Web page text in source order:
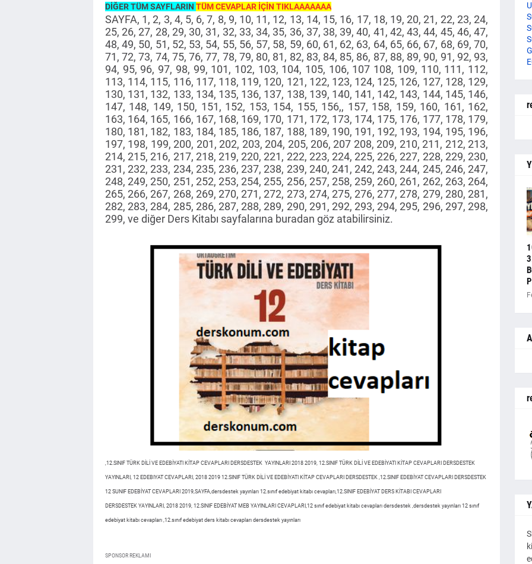
DİĞER TÜM SAYFLARIN TÜM CEVAPLAR İÇİN TIKLAAAAAAA
SAYFA, 1, 2, 3, 4, 5, 6, 7, 8, 9, 10, 11, 12, 13, 14, 15, 16, 17, 18, 19, 20, 21, 22, 23, 24,
25, 26, 27, 28, 29, 30, 31, 32, 33, 34, 35, 36, 37, 38, 39, 40, 41, 42, 43, 44, 45, 46, 47,
48, 49, 50, 51, 52, 53, 54, 55, 56, 57, 58, 59, 60, 61, 62, 63, 64, 65, 66, 67, 68, 69, 70,
71, 72, 73, 74, 75, 76, 77, 78, 79, 80, 81, 82, 83, 84, 85, 86, 87, 88, 89, 90, 91, 92, 93,
94, 95, 96, 97, 98, 99, 101, 102, 103, 104, 105, 106, 107 108, 109, 110, 111, 112,
113, 114, 115, 116, 117, 118, 119, 120, 121, 122, 123, 124, 125, 126, 127, 128, 129,
130, 131, 132, 133, 134, 135, 136, 137, 138, 139, 140, 141, 142, 143, 144, 145, 146,
147, 148, 149, 150, 151, 152, 153, 154, 155, 156,, 157, 158, 159, 160, 161, 162,
163, 164, 165, 166, 167, 168, 169, 170, 171, 172, 173, 174, 175, 176, 177, 178, 179,
180, 181, 182, 183, 184, 185, 186, 187, 188, 189, 190, 191, 192, 193, 194, 195, 196,
197, 198, 199, 200, 201, 202, 203, 204, 205, 206, 207 208, 209, 210, 211, 212, 213,
214, 215, 216, 217, 218, 219, 220, 221, 222, 223, 224, 225, 226, 227, 228, 229, 230,
231, 232, 233, 234, 235, 236, 237, 238, 239, 240, 241, 242, 243, 244, 245, 246, 247,
248, 249, 250, 251, 252, 253, 254, 255, 256, 257, 258, 259, 260, 261, 262, 263, 264,
265, 266, 267, 268, 269, 270, 271, 272, 273, 274, 275, 276, 277, 278, 279, 280, 281,
282, 283, 284, 285, 286, 287, 288, 289, 290, 291, 292, 293, 294, 295, 296, 297, 298,
299, ve diğer Ders Kitabı sayfalarına buradan göz atabilirsiniz.
,12.SINIF TÜRK DİLİ VE EDEBİYATI KİTAP CEVAPLARI DERSDESTEK YAYINLARI 2018 2019, 12.SINIF TÜRK DİLİ VE EDEBİYATI KİTAP CEVAPLARI DERSDESTEK
YAYINLARI, 12 EDEBIYAT CEVAPLARI, 2018 2019 12.SINIF TÜRK DİLİ VE EDEBİYATI KİTAP CEVAPLARI DERSDESTEK ,12.SINIF EDEBİYAT CEVAPLARI DERSDESTEK
12 SUNIF EDEBİYAT CEVAPLARI 2019,SAYFA,dersdestek yayınları 12.sınıf edebiyat kitabı cevapları,12.SINIF EDEBİYAT DERS KİTABI CEVAPLARI
DERSDESTEK YAYINLARI, 2018 2019, 12.SINIF EDEBİYAT MEB YAYINLARI CEVAPLARI,12 sınıf edebiyat kitabı cevapları dersdestek ,dersdestek yayınları 12 sınıf
edebiyat kitabı cevapları ,12.sınıf edebiyat ders kitabı cevapları dersdestek yayınları
SPONSOR REKLAMI